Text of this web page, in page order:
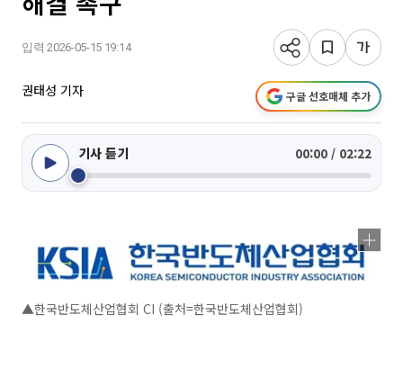
입력 2026-05-15 19:14
권태성 기자 구글 선호매체 추가
기사 듣기 00:00 / 02:22
▲한국반도체산업협회 CI (출처=한국반도체산업협회)